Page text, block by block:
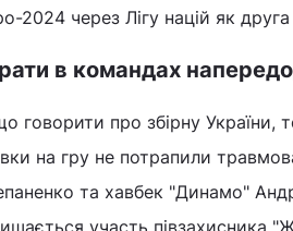
2024 через Лігу націй як
в командах
говорити про збірну України,
на гру не потрапили
та хавбек "Динамо"
участь півзахисника